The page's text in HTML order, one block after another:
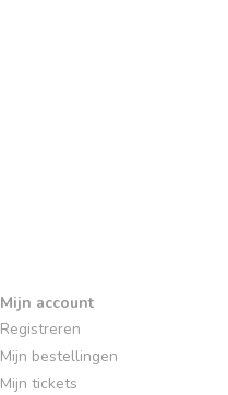
Mijn account
Registreren
Mijn bestellingen
Mijn tickets